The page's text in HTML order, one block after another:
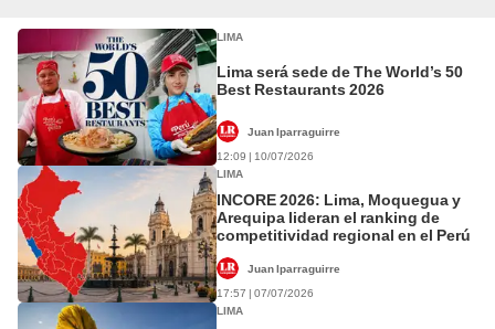
LIMA
Lima será sede de The World’s 50
Best Restaurants 2026
Juan Iparraguirre
12:09 | 10/07/2026
LIMA
INCORE 2026: Lima, Moquegua y
Arequipa lideran el ranking de
competitividad regional en el Perú
Juan Iparraguirre
17:57 | 07/07/2026
LIMA